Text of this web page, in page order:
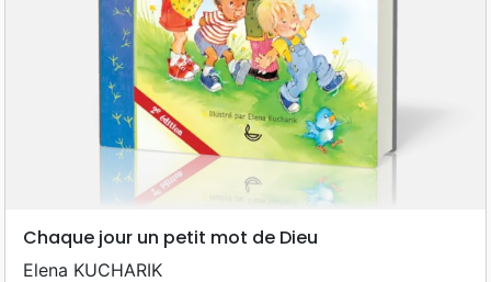
Chaque jour un petit mot de Dieu
Elena KUCHARIK